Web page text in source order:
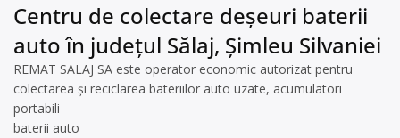
Centru de colectare deșeuri baterii
auto în județul Sălaj, Șimleu Silvaniei
REMAT SALAJ SA este operator economic autorizat pentru
colectarea și reciclarea bateriilor auto uzate, acumulatori
portabili
baterii auto